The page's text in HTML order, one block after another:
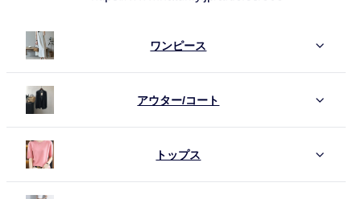
ワンピース
アウター/コート
トップス